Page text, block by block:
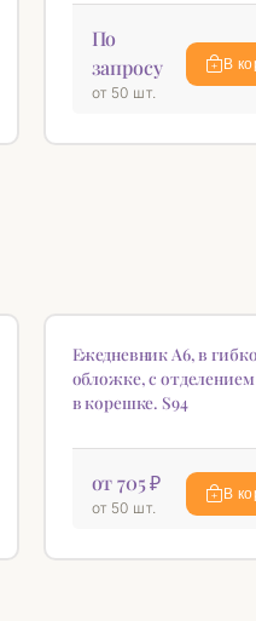
По
запросу
от 50 шт.
В
Ежедневник А6, в
обложке, с
в корешке. S94
от 705 ₽
от 50 шт.
В